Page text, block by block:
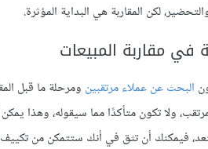
لكن المقاربة هي البداية المؤثرة.
في مقاربة المبيعات
البحث عن عملاء مرتقبين ومرحلة ما قبل
ولا تكون متأكدًا مما سيقوله، وهذا
فيمكنك أن تثق في أنك ستتمكن من تكييف